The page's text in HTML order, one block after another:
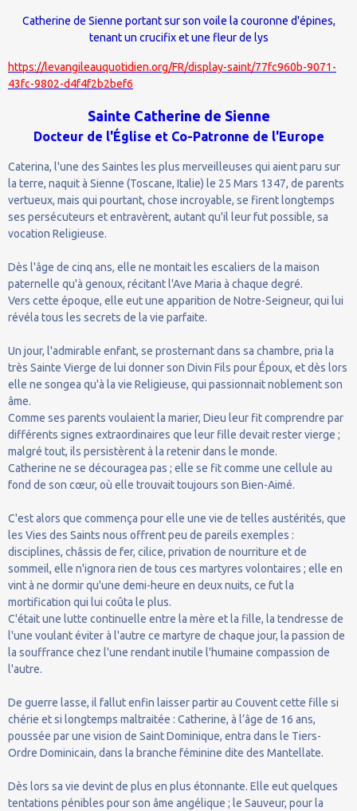
Catherine de Sienne portant sur son voile la couronne d'épines,
tenant un crucifix et une fleur de lys
https://levangileauquotidien.org/FR/display-saint/77fc960b-9071-
43fc-9802-d4f4f2b2bef6
Sainte Catherine de Sienne
Docteur de l'Église et Co-Patronne de l'Europe
Caterina, l'une des Saintes les plus merveilleuses qui aient paru sur
la terre, naquit à Sienne (Toscane, Italie) le 25 Mars 1347, de parents
vertueux, mais qui pourtant, chose incroyable, se firent longtemps
ses persécuteurs et entravèrent, autant qu'il leur fut possible, sa
vocation Religieuse.
Dès l'âge de cinq ans, elle ne montait les escaliers de la maison
paternelle qu'à genoux, récitant l'Ave Maria à chaque degré.
Vers cette époque, elle eut une apparition de Notre-Seigneur, qui lui
révéla tous les secrets de la vie parfaite.
Un jour, l'admirable enfant, se prosternant dans sa chambre, pria la
très Sainte Vierge de lui donner son Divin Fils pour Époux, et dès lors
elle ne songea qu'à la vie Religieuse, qui passionnait noblement son
âme.
Comme ses parents voulaient la marier, Dieu leur fit comprendre par
différents signes extraordinaires que leur fille devait rester vierge ;
malgré tout, ils persistèrent à la retenir dans le monde.
Catherine ne se découragea pas ; elle se fit comme une cellule au
fond de son cœur, où elle trouvait toujours son Bien-Aimé.
C'est alors que commença pour elle une vie de telles austérités, que
les Vies des Saints nous offrent peu de pareils exemples :
disciplines, châssis de fer, cilice, privation de nourriture et de
sommeil, elle n'ignora rien de tous ces martyres volontaires ; elle en
vint à ne dormir qu'une demi-heure en deux nuits, ce fut la
mortification qui lui coûta le plus.
C'était une lutte continuelle entre la mère et la fille, la tendresse de
l'une voulant éviter à l'autre ce martyre de chaque jour, la passion de
la souffrance chez l'une rendant inutile l'humaine compassion de
l'autre.
De guerre lasse, il fallut enfin laisser partir au Couvent cette fille si
chérie et si longtemps maltraitée : Catherine, à l’âge de 16 ans,
poussée par une vision de Saint Dominique, entra dans le Tiers-
Ordre Dominicain, dans la branche féminine dite des Mantellate.
Dès lors sa vie devint de plus en plus étonnante. Elle eut quelques
tentations pénibles pour son âme angélique ; le Sauveur, pour la